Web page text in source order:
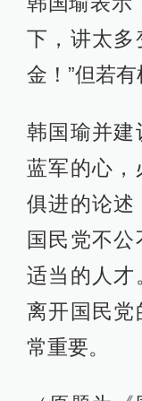
下，讲太多
金！”但若有
韩国瑜并建
蓝军的心，
俱进的论述
国民党不
适当的人才
离开国民党
常重要。